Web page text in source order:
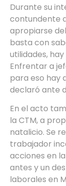
Durante su
contundente
apropiarse
basta con
utilidades,
Enfrentar a
para eso hay
declaró ante
En el acto
la CTM, a
natalicio. Se
trabajador
acciones en
antes y un
laborales en